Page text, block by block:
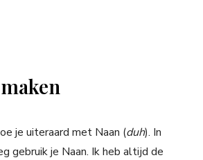
je uiteraard met Naan (duh). In
gebruik je Naan. Ik heb altijd de